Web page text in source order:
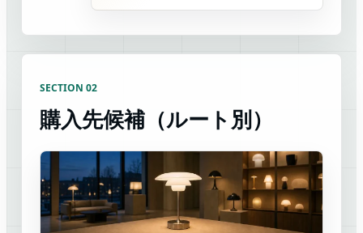
SECTION 02
購入先候補（ルート別）